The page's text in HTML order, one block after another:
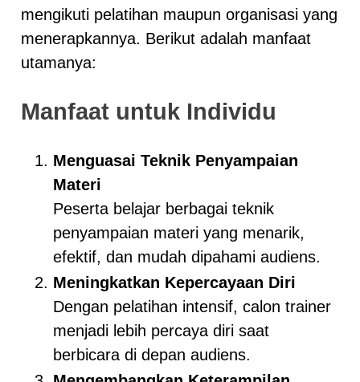
mengikuti pelatihan maupun organisasi yang
menerapkannya. Berikut adalah manfaat
utamanya:
Manfaat untuk Individu
Menguasai Teknik Penyampaian
Materi
Peserta belajar berbagai teknik
penyampaian materi yang menarik,
efektif, dan mudah dipahami audiens.
Meningkatkan Kepercayaan Diri
Dengan pelatihan intensif, calon trainer
menjadi lebih percaya diri saat
berbicara di depan audiens.